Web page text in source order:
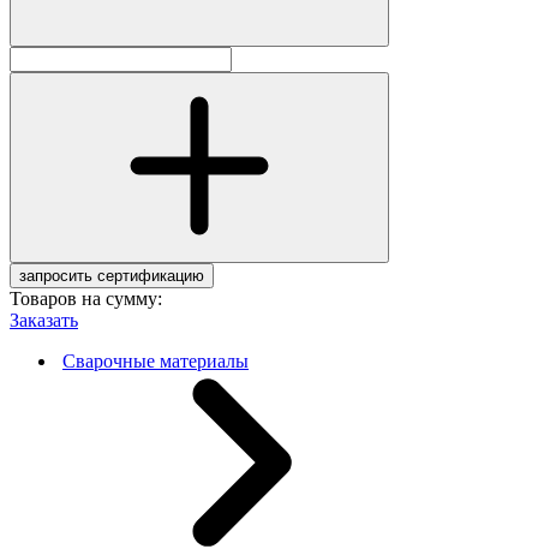
запросить сертификацию
Товаров на сумму:
Заказать
Сварочные материалы